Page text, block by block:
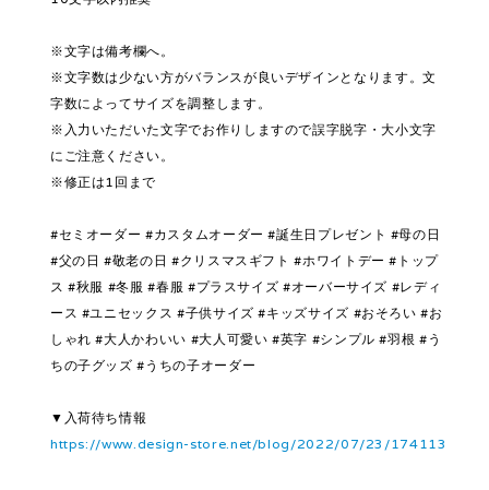
※文字は備考欄へ。
※文字数は少ない方がバランスが良いデザインとなります。文
字数によってサイズを調整します。
※入力いただいた文字でお作りしますので誤字脱字・大小文字
にご注意ください。
※修正は1回まで
#セミオーダー #カスタムオーダー #誕生日プレゼント #母の日
#父の日 #敬老の日 #クリスマスギフト #ホワイトデー #トップ
ス #秋服 #冬服 #春服 #プラスサイズ #オーバーサイズ #レディ
ース #ユニセックス #子供サイズ #キッズサイズ #おそろい #お
しゃれ #大人かわいい #大人可愛い #英字 #シンプル #羽根 #う
ちの子グッズ #うちの子オーダー
▼入荷待ち情報
https://www.design-store.net/blog/2022/07/23/174113